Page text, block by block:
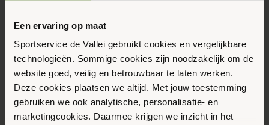
Een ervaring op maat
Sportservice de Vallei gebruikt cookies en vergelijkbare
technologieën. Sommige cookies zijn noodzakelijk om de
website goed, veilig en betrouwbaar te laten werken.
Deze cookies plaatsen we altijd. Met jouw toestemming
gebruiken we ook analytische, personalisatie- en
marketingcookies. Daarmee krijgen we inzicht in het
Augustus 2026
09:00 - 10:00
Hof van Sint Pieter 41, Bennekom